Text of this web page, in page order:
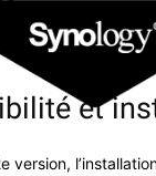
et
ver­sion,